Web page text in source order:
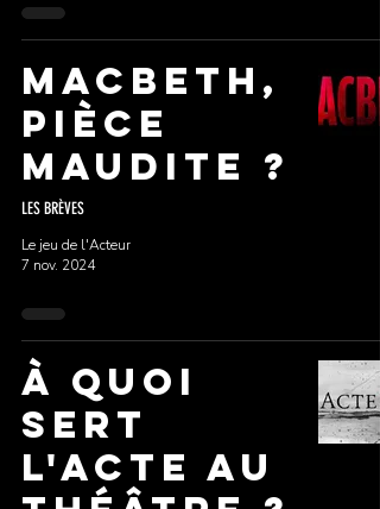
Macbeth,
pièce
maudite ?
LES BRÈVES
Le jeu de l'Acteur
7 nov. 2024
À quoi
sert
l'acte au